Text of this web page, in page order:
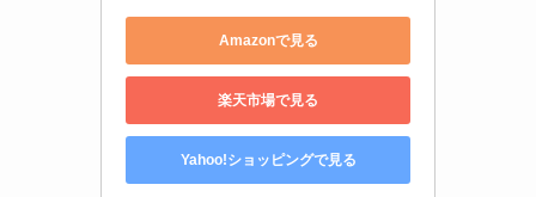
Amazonで見る
楽天市場で見る
Yahoo!ショッピングで見る